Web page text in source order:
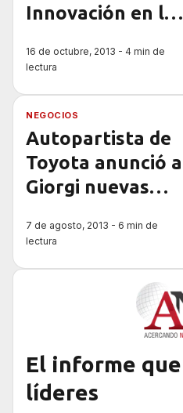
Innovación en la
autopartista"
16 de octubre, 2013 - 4 min de
lectura
NEGOCIOS
Autopartista de
Toyota anunció a
Giorgi nuevas
Argentina por
7 de agosto, 2013 - 6 min de
lectura
El informe
líderes